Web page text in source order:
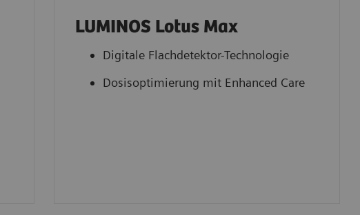
LUMINOS Lotus Max
Digitale Flachdetektor-Technologie
Dosisoptimierung mit Enhanced Care